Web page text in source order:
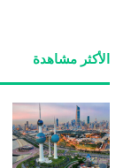
الأكثر مشاهدة